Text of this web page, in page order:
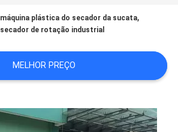
máquina plástica do secador da sucata,
secador de rotação industrial
MELHOR PREÇO